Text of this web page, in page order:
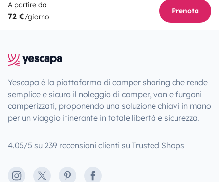
A partire da
72 €/giorno
Prenota
Yescapa è la piattaforma di camper sharing che rende
semplice e sicuro il noleggio di camper, van e furgoni
camperizzati, proponendo una soluzione chiavi in mano
per un viaggio itinerante in totale libertà e sicurezza.
4.05/5 su 239 recensioni clienti su Trusted Shops
Instagram
X PinterestFacebook